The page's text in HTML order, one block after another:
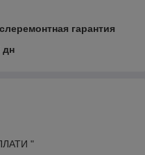
гарантия
дн
"